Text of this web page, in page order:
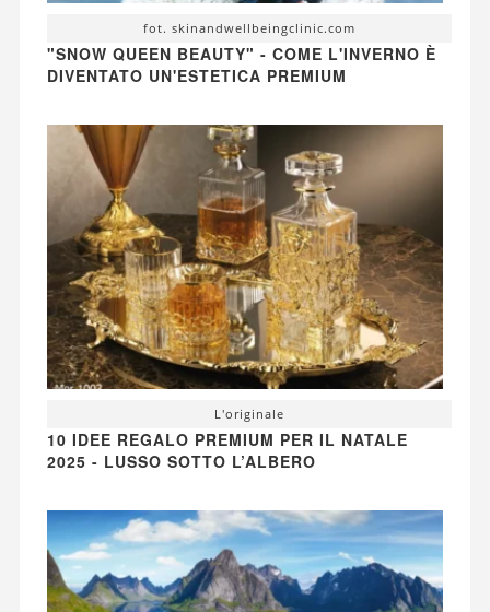
fot. skinandwellbeingclinic.com
"SNOW QUEEN BEAUTY" - COME L'INVERNO È
DIVENTATO UN'ESTETICA PREMIUM
L'originale
10 IDEE REGALO PREMIUM PER IL NATALE
2025 - LUSSO SOTTO L’ALBERO